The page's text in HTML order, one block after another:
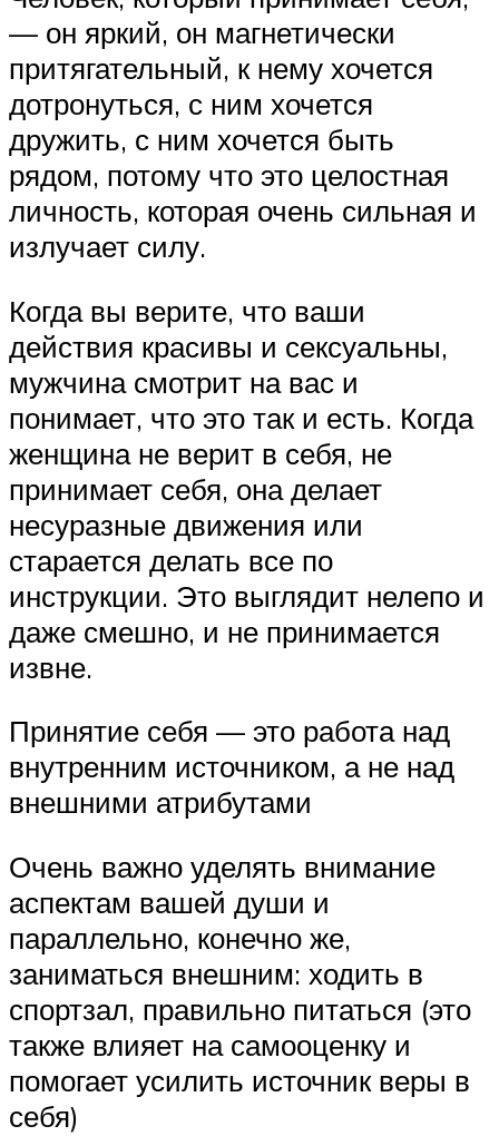
— он яркий, он магнетически
притягательный, к нему хочется
дотронуться, с ним хочется
дружить, с ним хочется быть
рядом, потому что это целостная
личность, которая очень сильная и
излучает силу.
Когда вы верите, что ваши
действия красивы и сексуальны,
мужчина смотрит на вас и
понимает, что это так и есть. Когда
женщина не верит в себя, не
принимает себя, она делает
несуразные движения или
старается делать все по
инструкции. Это выглядит нелепо и
даже смешно, и не принимается
извне.
Принятие себя — это работа над
внутренним источником, а не над
внешними атрибутами
Очень важно уделять внимание
аспектам вашей души и
параллельно, конечно же,
заниматься внешним: ходить в
спортзал, правильно питаться (это
также влияет на самооценку и
помогает усилить источник веры в
себя)